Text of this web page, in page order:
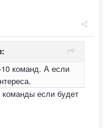
команд. А если
если будет